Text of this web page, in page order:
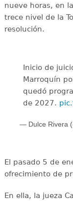
nueve horas, en
trece nivel de la
resolución.
Inicio de
Marroquín
quedó
de 2027.
— Dulce Rivera
El pasado 5 de
ofrecimiento de
En ella, la jueza